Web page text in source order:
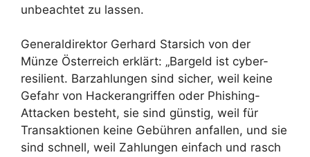
unbeachtet zu lassen.
Generaldirektor Gerhard Starsich von der
Münze Österreich erklärt: „Bargeld ist cyber-
resilient. Barzahlungen sind sicher, weil keine
Gefahr von Hackerangriffen oder Phishing-
Attacken besteht, sie sind günstig, weil für
Transaktionen keine Gebühren anfallen, und sie
sind schnell, weil Zahlungen einfach und rasch